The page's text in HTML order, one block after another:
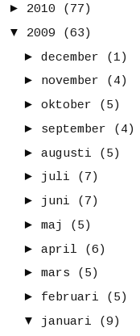
► 2010
(77)
▼
2009
(63)
► december
(1)
► november
(4)
► oktober
(5)
► september
(4)
► augusti
(5)
► juli
(7)
► juni
(7)
► maj
(5)
► april
(6)
► mars
(5)
► februari
(5)
▼
januari
(9)